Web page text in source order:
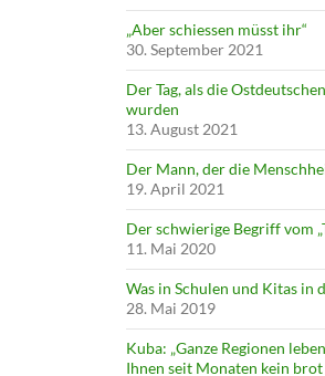
„Aber schiessen müsst ihr“
30. September 2021
Der Tag, als die
wurden
13. August 2021
Der Mann, der die
19. April 2021
Der schwierige Begriff vom
11. Mai 2020
Was in Schulen und Kitas in
28. Mai 2019
Kuba: „Ganze Regionen
Ihnen seit Monaten kein